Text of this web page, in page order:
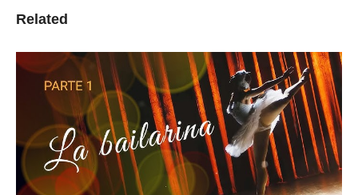
Related